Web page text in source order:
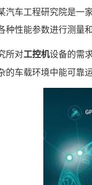
车工程研究院是一家
种性能参数进行测量和
对工控机设备的需
的车载环境中能可靠运